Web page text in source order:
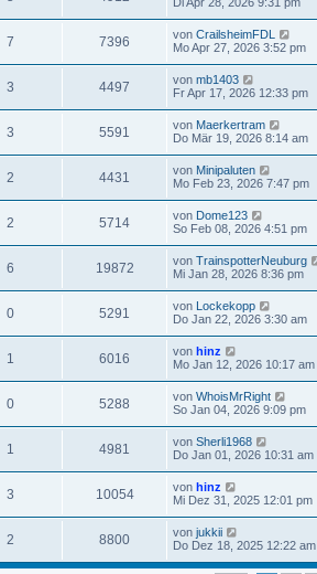
7 7396 von CrailsheimFDL
Mo Apr 27, 2026 3:52 pm
3 4497 von mb1403
Fr Apr 17, 2026 12:33 pm
3 5591 von Maerkertram
Do Mär 19, 2026 8:14 am
2 4431 von Minipaluten
Mo Feb 23, 2026 7:47 pm
2 5714 von Dome123
So Feb 08, 2026 4:51 pm
6 19872 von TrainspotterNeuburg
Mi Jan 28, 2026 8:36 pm
0 5291 von Lockekopp
Do Jan 22, 2026 3:30 am
1 6016 von hinz
Mo Jan 12, 2026 10:17 am
0 5288 von WhoisMrRight
So Jan 04, 2026 9:09 pm
1 4981 von Sherli1968
Do Jan 01, 2026 10:31 am
3 10054 von hinz
Mi Dez 31, 2025 12:01 pm
2 8800 von jukkii
Do Dez 18, 2025 12:22 am